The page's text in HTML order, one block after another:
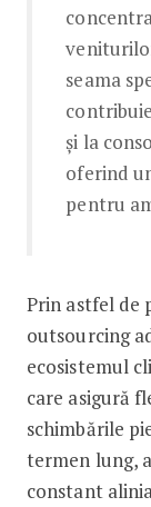
seama
și la
oferind
pentru
Prin astfel de
outsourcing
ecosistemul
care asigură
schimbările
termen lung,
constant